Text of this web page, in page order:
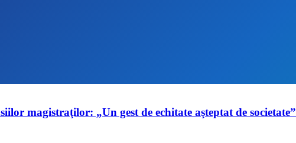
magistraţilor: „Un gest de echitate aşteptat de societate”